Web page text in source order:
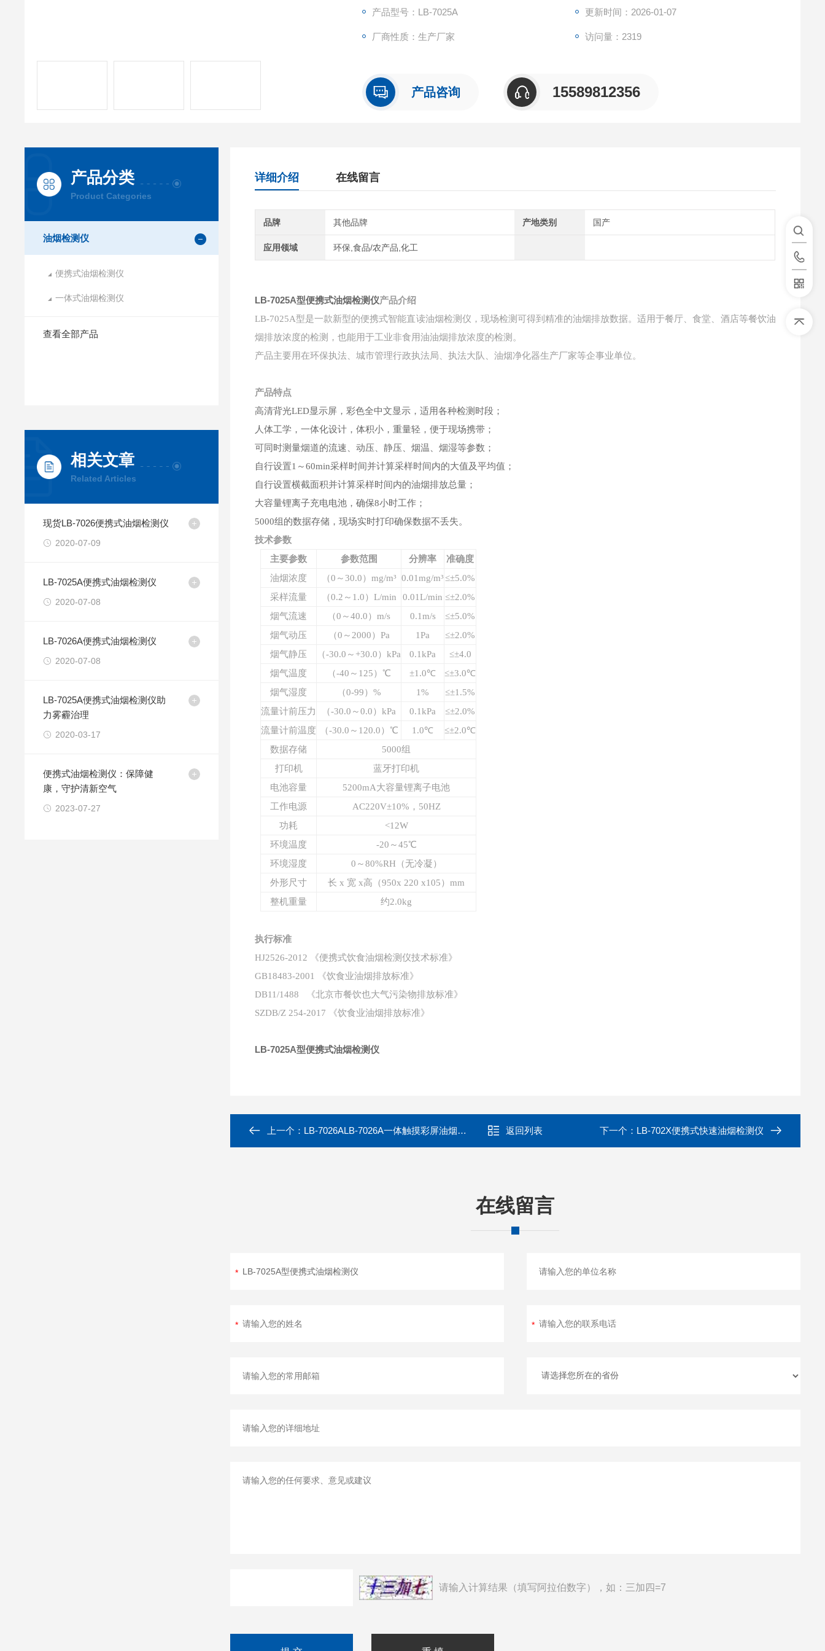
产品型号：LB-7025A 更新时间：2026-01-07
厂商性质：生产厂家 访问量：2319
产品咨询 15589812356
产品分类
Product Categories
油烟检测仪
便携式油烟检测仪
一体式油烟检测仪
查看全部产品
相关文章
Related Articles
现货LB-7026便携式油烟检测仪
2020-07-09
LB-7025A便携式油烟检测仪
2020-07-08
LB-7026A便携式油烟检测仪
2020-07-08
LB-7025A便携式油烟检测仪助
力雾霾治理
2020-03-17
便携式油烟检测仪：保障健
康，守护清新空气
2023-07-27
详细介绍 在线留言
品牌 其他品牌 产地类别 国产
应用领域 环保,食品/农产品,化工
LB-7025A型便携式油烟检测仪产品介绍
LB-7025A型是一款新型的便携式智能直读油烟检测仪，现场检测可得到精准的油烟排放数据。适用于餐厅、食堂、酒店等餐饮油
烟排放浓度的检测，也能用于工业非食用油油烟排放浓度的检测。
产品主要用在环保执法、城市管理行政执法局、执法大队、油烟净化器生产厂家等企事业单位。
产品特点
高清背光LED显示屏，彩色全中文显示，适用各种检测时段；
人体工学，一体化设计，体积小，重量轻，便于现场携带；
可同时测量烟道的流速、动压、静压、烟温、烟湿等参数；
自行设置1 ～60min采样时间并计算采样时间内的大值及平均值；
自行设置横截面积并计算采样时间内的油烟排放总量；
大容量锂离子充电电池，确保8小时工作；
5000组的数据存储，现场实时打印确保数据不丢失。
技术参数
主要参数
参数范围 分辨率
准确度
油烟浓度
（0～30.0）mg/m³ 0.01mg/m³ ≤±5.0%
采样流量
（0.2～1.0）L/min 0.01L/min ≤±2.0%
烟气流速
（0～40.0）m/s 0.1m/s
≤±5.0%
烟气动压
（0～2000）Pa 1Pa
≤±2.0%
烟气静压
（-30.0～+30.0）kPa 0.1kPa
≤±4.0
烟气温度
（-40～125）℃ ±1.0℃
≤±3.0℃
烟气湿度
（0-99）% 1%
≤±1.5%
流量计前压力
（-30.0～0.0）kPa 0.1kPa
≤±2.0%
流量计前温度
（-30.0～120.0）℃ 1.0℃
≤±2.0℃
数据存储
5000组
打印机
蓝牙打印机
电池容量
5200mA大容量锂离子电池
工作电源
AC220V±10%，50HZ
功耗
<12W
环境温度
-20～45℃
环境湿度
0～80%RH（无冷凝）
外形尺寸
长 x 宽 x高（950x 220 x105）mm
整机重量
约2.0kg
执行标准
HJ2526-2012 《便携式饮食油烟检测仪技术标准》
GB18483-2001 《饮食业油烟排放标准》
DB11/1488 《北京市餐饮也大气污染物排放标准》
SZDB/Z 254-2017 《饮食业油烟排放标准》
LB-7025A型便携式油烟检测仪
上一个： LB-7026ALB-7026A一体触摸彩屏油烟检测仪 返回列表 下一个： LB-702X便携式快速油烟检测仪
在线留言
请输入计算结果（填写阿拉伯数字），如：三加四=7